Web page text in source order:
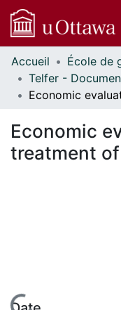
Communautés
et collections
Parcourir
À propos
Accueil
Economic
treatment